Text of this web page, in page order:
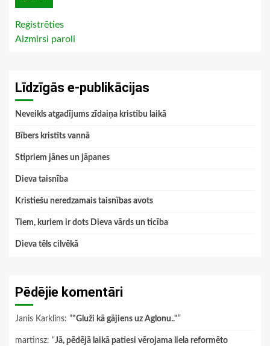
Reģistrēties
Aizmirsi paroli
Līdzīgās e-publikācijas
Neveikls atgadījums zīdaiņa kristibu laikā
Bībers kristīts vannā
Stipriem jānes un jāpanes
Dieva taisnība
Kristiešu neredzamais taisnības avots
Tiem, kuriem ir dots Dieva vārds un ticība
Dieva tēls cilvēkā
Pēdējie komentāri
Janis Karklins: “"Gluži kā gājiens uz Aglonu.."”
martinsz: “Jā, pēdējā laikā patiesi vērojama liela reformēto